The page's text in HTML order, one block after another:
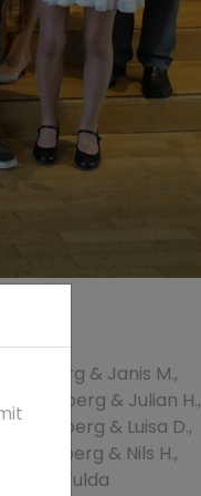
& Janis M.,
& Julian H.,
Petersberg & Luisa D.,
& Nils H.,
H., Fulda